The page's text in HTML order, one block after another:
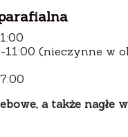
11:00 (nieczynne w
a także nagłe